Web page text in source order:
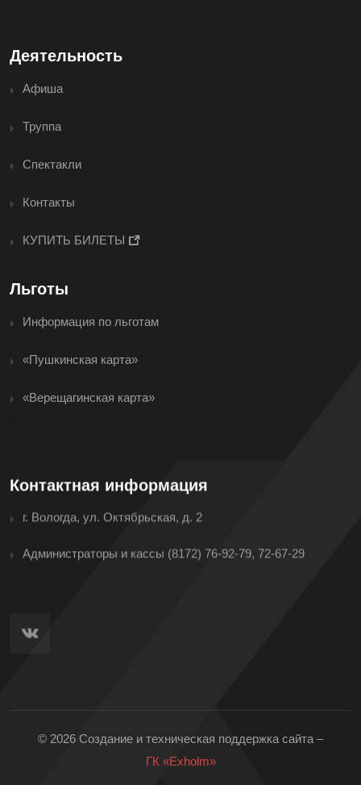
Деятельность
Афиша
Труппа
Спектакли
Контакты
КУПИТЬ БИЛЕТЫ
Льготы
Информация по льготам
«Пушкинская карта»
«Верещагинская карта»
Контактная информация
г. Вологда, ул. Октябрьская, д. 2
Администраторы и кассы (8172) 76-92-79, 72-67-29
© 2026 Создание и техническая поддержка сайта –
ГК «Exholm»